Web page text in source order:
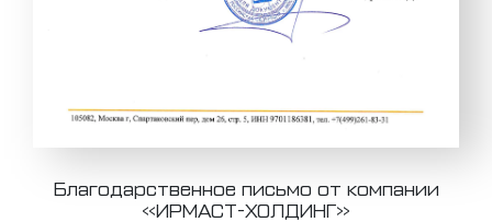
Благодарственное письмо от компании
«ИРМАСТ-ХОЛДИНГ»